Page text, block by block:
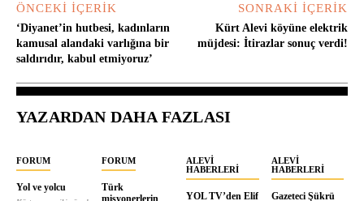
ÖNCEKI İÇERIK
‘Diyanet’in hutbesi, kadınların
kamusal alandaki varlığına bir
saldırıdır, kabul etmiyoruz’
SONRAKI İÇERIK
Kürt Alevi köyüne elektrik
müjdesi: İtirazlar sonuç verdi!
YAZARDAN DAHA FAZLASI
FORUM
Yol ve yolcu
FORUM
Türk
misyonerlerin
ALEVI
HABERLERI
YOL TV’den Elif
ALEVI
HABERLERI
Gazeteci Şükrü